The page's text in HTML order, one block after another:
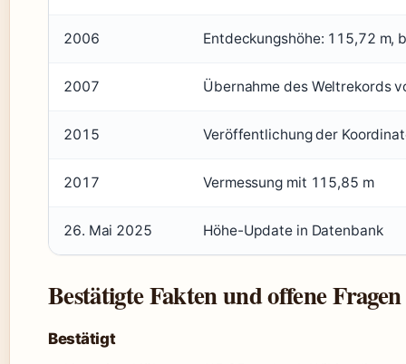
2006 Entdeckungshöhe: 115,72 m,
2007 Übernahme des Weltrekords
2015 Veröffentlichung der
2017 Vermessung mit 115,85 m
26. Mai 2025 Höhe-Update in Datenbank
Bestätigte Fakten und offene Fragen
Bestätigt